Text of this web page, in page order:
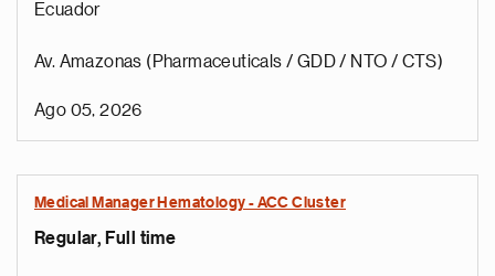
Ecuador
Av. Amazonas (Pharmaceuticals / GDD / NTO / CTS)
Ago 05, 2026
Medical Manager Hematology - ACC Cluster
Regular, Full time